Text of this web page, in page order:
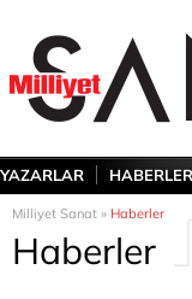
YAZARLAR HABERLER
Milliyet Sanat » Haberler
Haberler